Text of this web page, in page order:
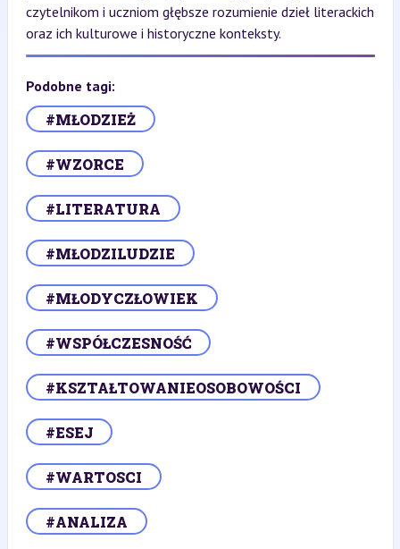
czytelnikom i uczniom głębsze rozumienie dzieł literackich
oraz ich kulturowe i historyczne konteksty.
Podobne tagi:
#MŁODZIEŻ
#WZORCE
#LITERATURA
#MŁODZILUDZIE
#MŁODYCZŁOWIEK
#WSPÓŁCZESNOŚĆ
#KSZTAŁTOWANIEOSOBOWOŚCI
#ESEJ
#WARTOSCI
#ANALIZA